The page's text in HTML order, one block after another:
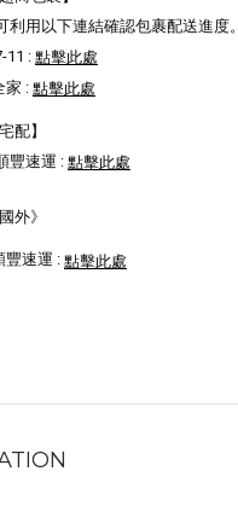
結確認包裹配送進度。
: 點擊此處
: 點擊此處
運 :點擊此處
: 點擊此處